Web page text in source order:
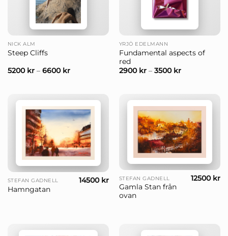
NICK ALM
Steep Cliffs
5200 kr– 6600 kr
YRJÖ EDELMANN
Fundamental aspects of
red
2900 kr– 3500 kr
STEFAN GADNELL
Hamngatan
14500 kr STEFAN GADNELL
Gamla Stan från
ovan
12500 kr